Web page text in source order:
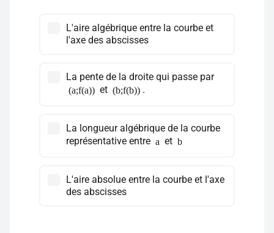
L'aire algébrique entre la courbe et
l'axe des abscisses
La pente de la droite qui passe par
(a;f(a)) et (b;f(b)) .
La longueur algébrique de la courbe
représentative entre a et b
L'aire absolue entre la courbe et l'axe
des abscisses